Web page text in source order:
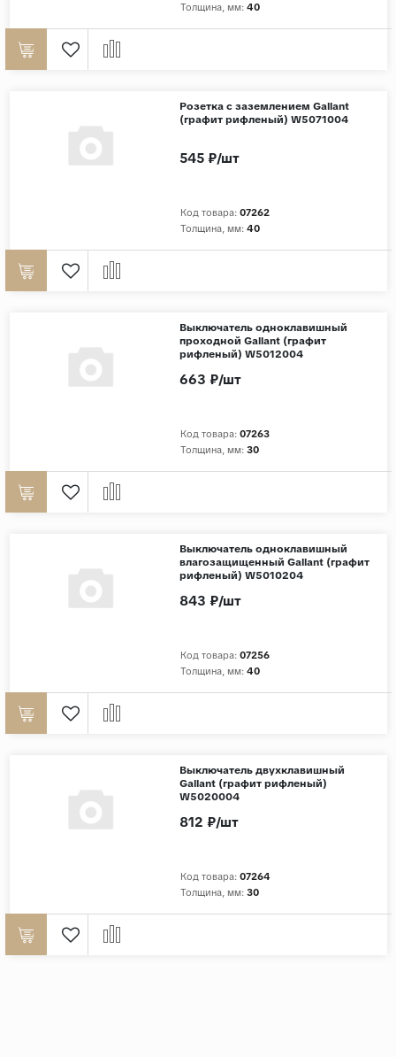
Толщина, мм: 40
Розетка с заземлением Gallant
(графит рифленый) W5071004
Код товара: 07262
Толщина, мм: 40
545 ₽/шт
Выключатель одноклавишный
проходной Gallant (графит
рифленый) W5012004
Код товара: 07263
Толщина, мм: 30
663 ₽/шт
Выключатель одноклавишный
влагозащищенный Gallant (графит
рифленый) W5010204
Код товара: 07256
Толщина, мм: 40
843 ₽/шт
Выключатель двухклавишный
Gallant (графит рифленый)
W5020004
Код товара: 07264
Толщина, мм: 30
812 ₽/шт